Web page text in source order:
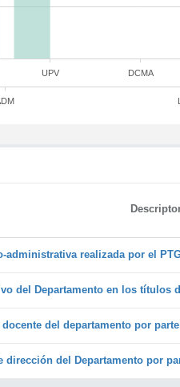
DCMA
UPV
administrativa realizada por el
del Departamento en los títulos
del departamento por
dirección del Departamento por